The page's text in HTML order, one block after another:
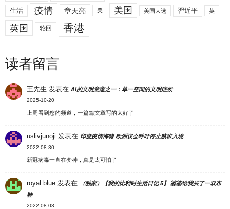
生活 疫情 章天亮 美 美国 美国大选 習近平 英
英国 轮回 香港
读者留言
王先生 发表在AI的文明意蕴之一：单一空间的文明症候
2025-10-20
上周看到您的频道，一篇篇文章写的太好了
uslivjunoji 发表在 印度疫情海啸 欧洲议会呼吁停止航班入境
2022-08-30
新冠病毒一直在变种，真是太可怕了
royal blue 发表在
（独家）【我的比利时生活日记 5】 婆婆给我买了一双布
鞋
2022-08-03